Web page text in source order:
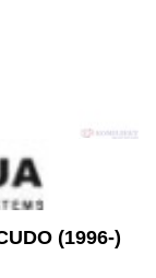
(1996-)